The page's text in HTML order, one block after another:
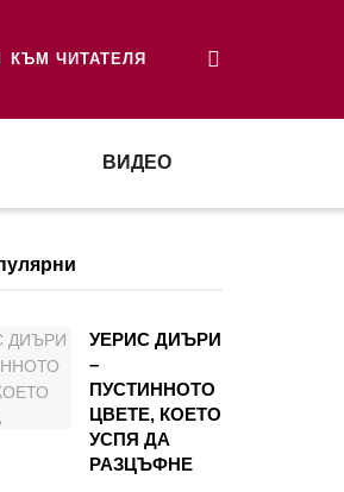
КЪМ ЧИТАТЕЛЯ
ВИДЕО
УЕРИС ДИЪРИ
–
ПУСТИННОТО
ЦВЕТЕ, КОЕТО
УСПЯ ДА
РАЗЦЪФНЕ